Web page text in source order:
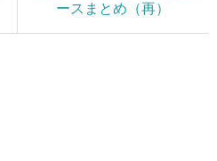
ースまとめ（再）